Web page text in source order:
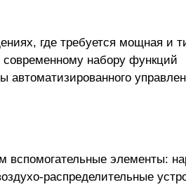
где требуется мощная и
набору функций
вспомогательные элементы:
распределительные